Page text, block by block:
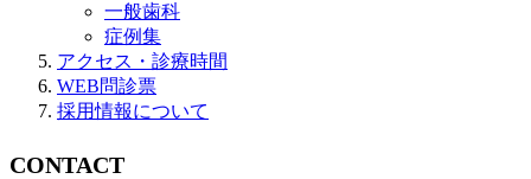
一般歯科
症例集
アクセス・診療時間
WEB問診票
採用情報について
CONTACT